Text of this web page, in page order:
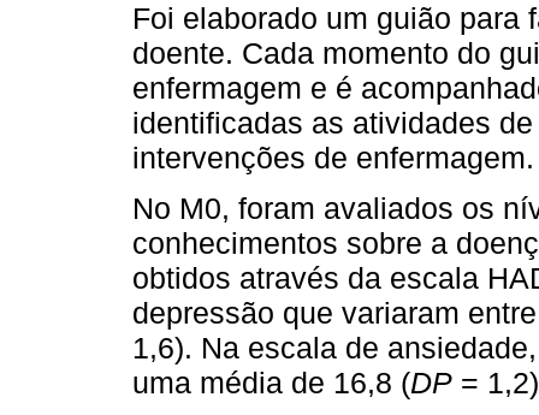
Foi elaborado um guião para
doente. Cada momento do
enfermagem e é
identificadas as atividades
intervenções de enfermagem.
No M0, foram avaliados os
conhecimentos sobre a
obtidos através da escala
depressão que variaram
1,6). Na escala de
uma média de 16,8 (DP =